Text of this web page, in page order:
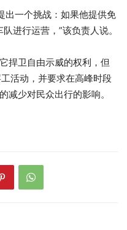
出一个挑战：如果他提供免
进行运营，”该负责人说。
捍卫自由示威的权利，但
活动，并要求在高峰时段
减少对民众出行的影响。